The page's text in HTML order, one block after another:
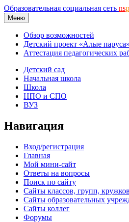
Образовательная социальная сеть ns
Меню
Обзор возможностей
Детский проект «Алые паруса»
Аттестация педагогических
Детский сад
Начальная школа
Школа
НПО и СПО
ВУЗ
Навигация
Вход/регистрация
Главная
Мой мини-сайт
Ответы на вопросы
Поиск по сайту
Сайты классов, групп,
Сайты образовательных
Сайты коллег
Форумы